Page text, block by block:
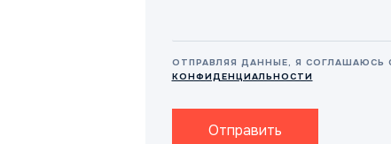
ОТПРАВЛЯЯ ДАННЫЕ, Я СОГЛАШАЮСЬ
КОНФИДЕНЦИАЛЬНОСТИ
Отправить